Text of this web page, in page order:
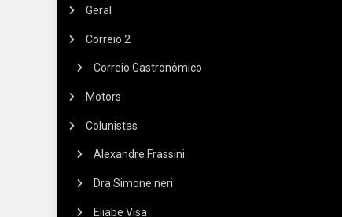
Geral
Correio 2
Correio Gastronômico
Motors
Colunistas
Alexandre Frassini
Dra Simone neri
Eliabe Visa